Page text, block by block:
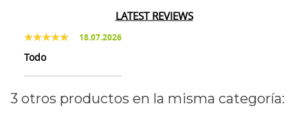
LATEST REVIEWS
18.07.2026
Todo
3 otros productos en la misma categoría: